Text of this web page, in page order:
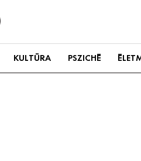
KULTÚRA PSZICHÉ